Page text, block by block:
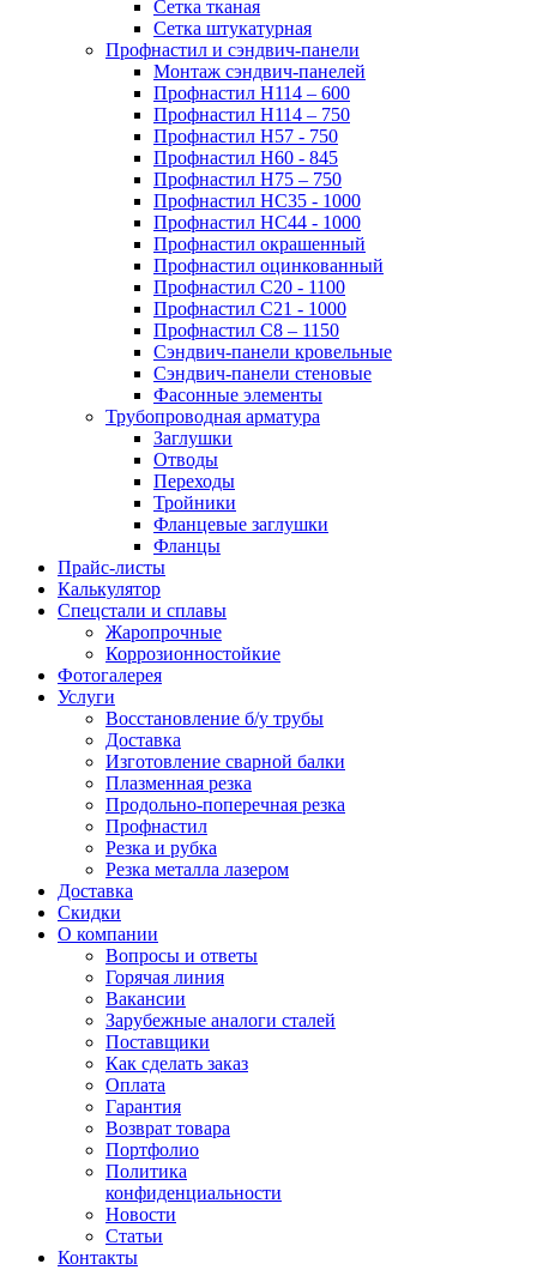
Сетка тканая
Сетка штукатурная
Профнастил и сэндвич-панели
Монтаж сэндвич-панелей
Профнастил Н114 – 600
Профнастил Н114 – 750
Профнастил Н57 - 750
Профнастил Н60 - 845
Профнастил Н75 – 750
Профнастил НС35 - 1000
Профнастил НС44 - 1000
Профнастил окрашенный
Профнастил оцинкованный
Профнастил С20 - 1100
Профнастил С21 - 1000
Профнастил С8 – 1150
Сэндвич-панели кровельные
Сэндвич-панели стеновые
Фасонные элементы
Трубопроводная арматура
Заглушки
Отводы
Переходы
Тройники
Фланцевые заглушки
Фланцы
Прайс-листы
Калькулятор
Спецстали и сплавы
Жаропрочные
Коррозионностойкие
Фотогалерея
Услуги
Восстановление б/у трубы
Доставка
Изготовление сварной балки
Плазменная резка
Продольно-поперечная резка
Профнастил
Резка и рубка
Резка металла лазером
Доставка
Скидки
О компании
Вопросы и ответы
Горячая линия
Вакансии
Зарубежные аналоги сталей
Поставщики
Как сделать заказ
Оплата
Гарантия
Возврат товара
Портфолио
Политика
конфиденциальности
Новости
Статьи
Контакты